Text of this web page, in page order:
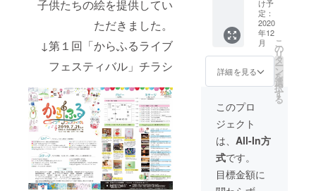
子供たちの絵を提供してい
ただきました。
↓第１回「からふるライブ
フェスティバル」チラシ
ムにお
送りま
す。 ・
お礼の
お手紙
と当日
ト
りま
す。 リ
ターン
例：く
るみぼ
たんの
ヘアゴ
ム、ぽ
ち袋、
ハーブ
ティー
バッ
グ、ア
ロマス
トー
ン、
け予
定：
2020
年12
月
詳細を見る
こ
の
リ
タ
ー
ン
を
選
択
す
る
このプロ
ジェクト
は、 All-In方
式です。
目標金額に